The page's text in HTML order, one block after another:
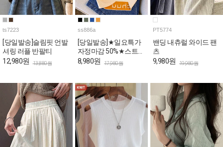
ts7223
[당일발송]슬림핏 언발
셔링 러플 반팔티
12,980원 13,880원
ss886a
[당일발송]★일요특가
자정마감 50%★스트라
이프 쫀쫀 골지 나시
8,980원 17,980원
PT5774
밴딩 내츄럴 와이드 팬
츠
9,980원 19,980원